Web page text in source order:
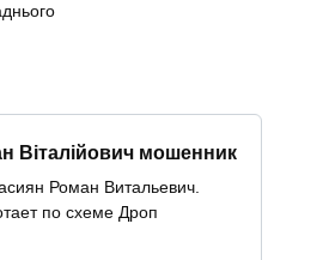
Віталійович мошенник
Роман Витальевич.
по схеме Дроп